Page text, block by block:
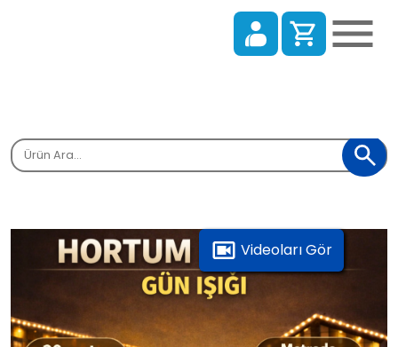
Alışverişe Başla
Tüm Ürünlerimiz
Referanslarımız
Videoları Gör